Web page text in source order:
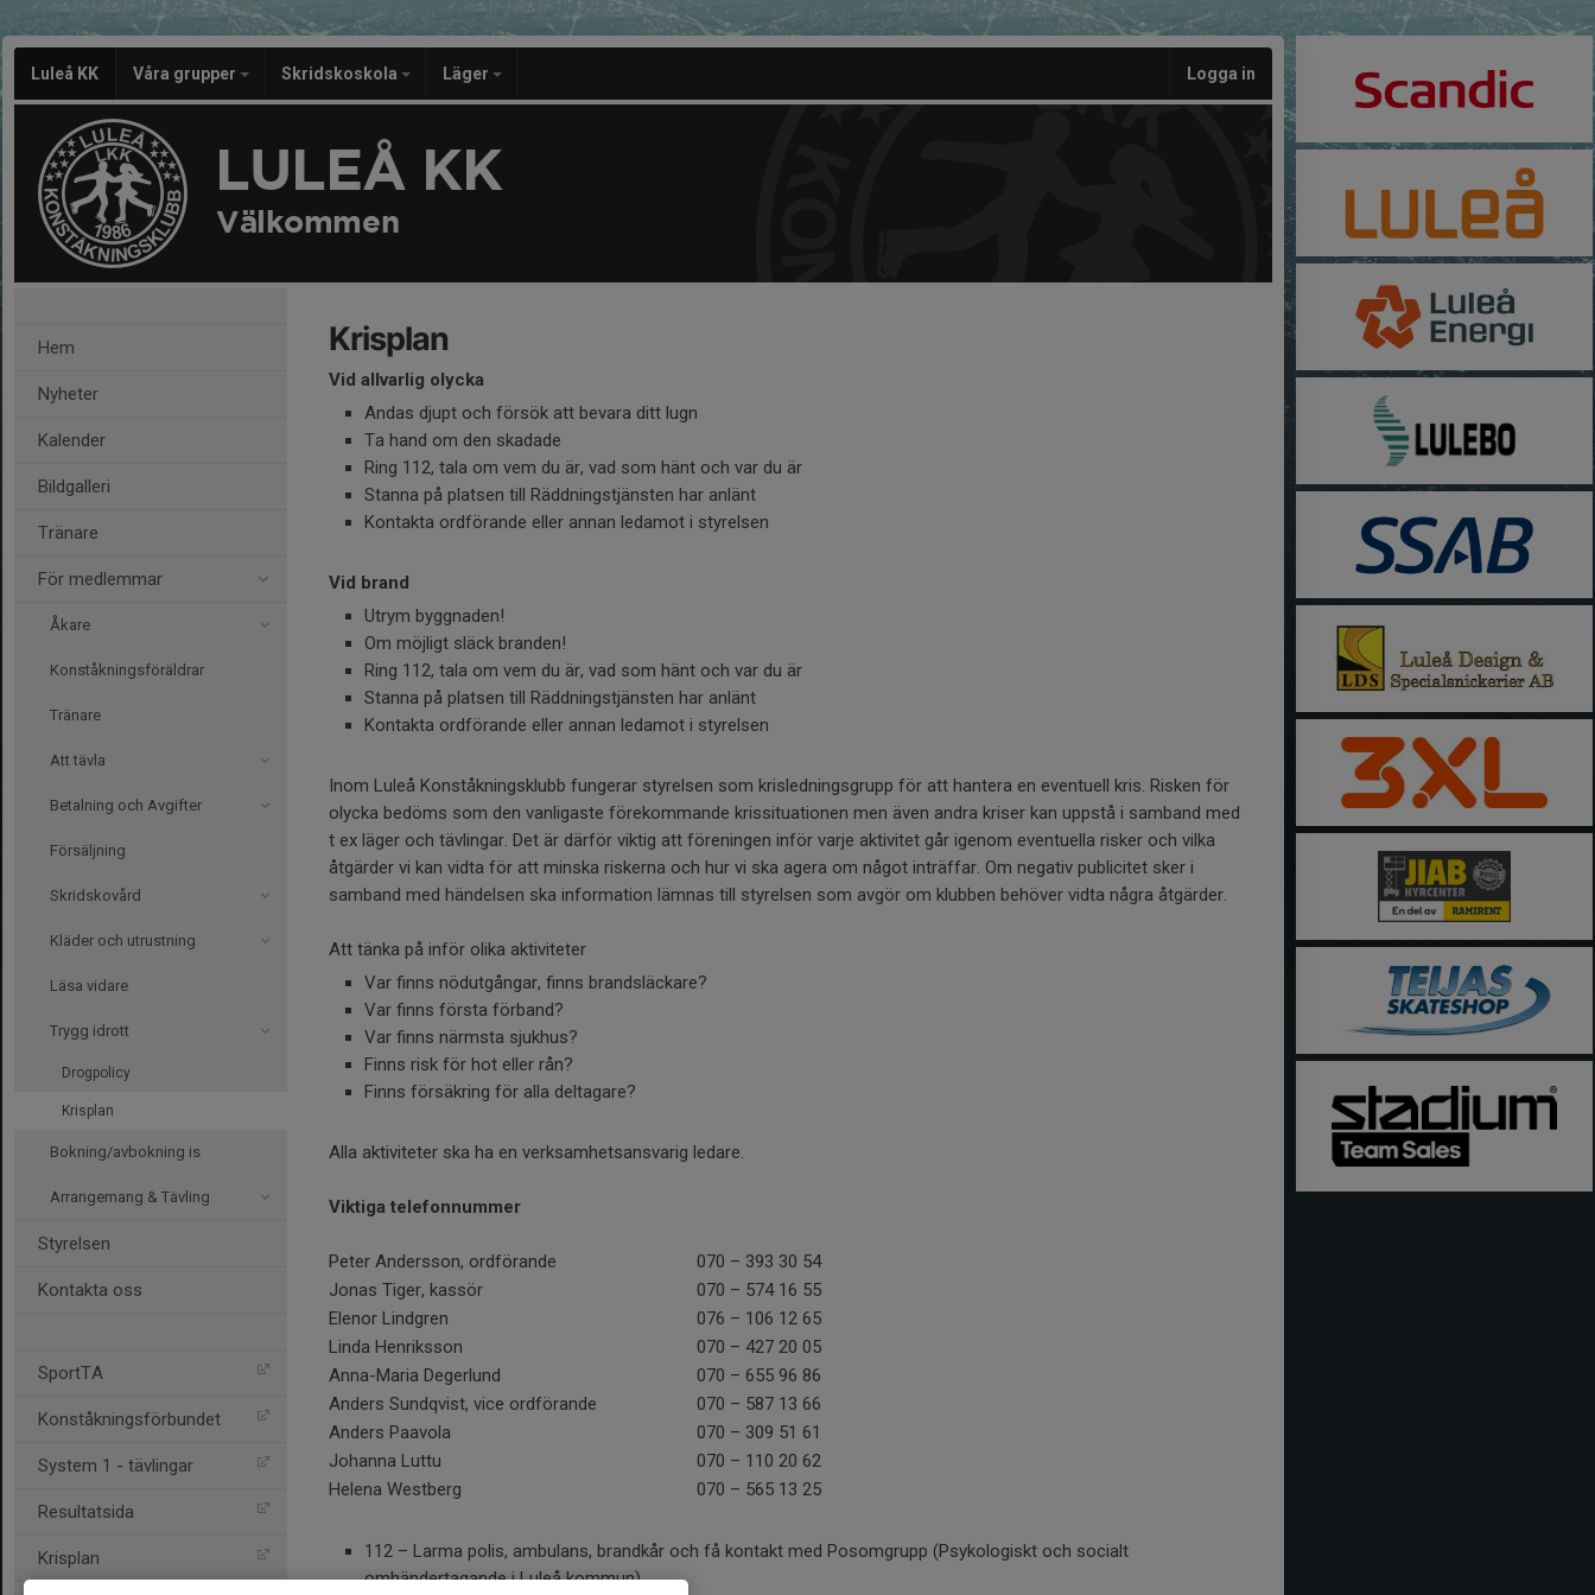
Luleå KK Våra grupper Skridskoskola Läger Logga in
LULEÅ KK
Välkommen
Hem
Nyheter
Kalender
Bildgalleri
Tränare
För medlemmar
Åkare
Konståkningsföräldrar
Tränare
Att tävla
Betalning och Avgifter
Försäljning
Skridskovård
Kläder och utrustning
Läsa vidare
Trygg idrott
Drogpolicy
Krisplan
Bokning/avbokning is
Arrangemang & Tävling
Styrelsen
Kontakta oss
SportTA
Konståkningsförbundet
System 1 - tävlingar
Resultatsida
Krisplan
Krisplan
Vid allvarlig olycka
Andas djupt och försök att bevara ditt lugn
Ta hand om den skadade
Ring 112, tala om vem du är, vad som hänt och var du är
Stanna på platsen till Räddningstjänsten har anlänt
Kontakta ordförande eller annan ledamot i styrelsen
Vid brand
Utrym byggnaden!
Om möjligt släck branden!
Ring 112, tala om vem du är, vad som hänt och var du är
Stanna på platsen till Räddningstjänsten har anlänt
Kontakta ordförande eller annan ledamot i styrelsen
Inom Luleå Konståkningsklubb fungerar styrelsen som krisledningsgrupp för att hantera en eventuell kris. Risken för
olycka bedöms som den vanligaste förekommande krissituationen men även andra kriser kan uppstå i samband med
t ex läger och tävlingar. Det är därför viktig att föreningen inför varje aktivitet går igenom eventuella risker och vilka
åtgärder vi kan vidta för att minska riskerna och hur vi ska agera om något inträffar. Om negativ publicitet sker i
samband med händelsen ska information lämnas till styrelsen som avgör om klubben behöver vidta några åtgärder.
Att tänka på inför olika aktiviteter
Var finns nödutgångar, finns brandsläckare?
Var finns första förband?
Var finns närmsta sjukhus?
Finns risk för hot eller rån?
Finns försäkring för alla deltagare?
Alla aktiviteter ska ha en verksamhetsansvarig ledare.
Viktiga telefonnummer
Peter Andersson, ordförande
070 – 393 30 54
Jonas Tiger, kassör
070 – 574 16 55
Elenor Lindgren
076 – 106 12 65
Linda Henriksson
070 – 427 20 05
Anna-Maria Degerlund
070 – 655 96 86
Anders Sundqvist, vice ordförande
070 – 587 13 66
Anders Paavola
070 – 309 51 61
Johanna Luttu
070 – 110 20 62
Helena Westberg
070 – 565 13 25
112 – Larma polis, ambulans, brandkår och få kontakt med Posomgrupp (Psykologiskt och socialt
omhändertagande i Luleå kommun)